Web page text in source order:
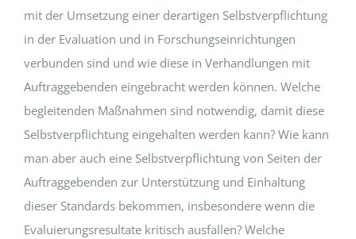
mit der Umsetzung einer derartigen Selbstverpflichtung
in der Evaluation und in Forschungseinrichtungen
verbunden sind und wie diese in Verhandlungen mit
Auftraggebenden eingebracht werden können. Welche
begleitenden Maßnahmen sind notwendig, damit diese
Selbstverpflichtung eingehalten werden kann? Wie kann
man aber auch eine Selbstverpflichtung von Seiten der
Auftraggebenden zur Unterstützung und Einhaltung
dieser Standards bekommen, insbesondere wenn die
Evaluierungsresultate kritisch ausfallen? Welche